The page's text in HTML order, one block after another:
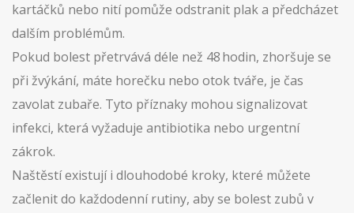
kartáčků nebo nití pomůže odstranit plak a předcházet
dalším problémům.
Pokud bolest přetrvává déle než 48 hodin, zhoršuje se
při žvýkání, máte horečku nebo otok tváře, je čas
zavolat zubaře. Tyto příznaky mohou signalizovat
infekci, která vyžaduje antibiotika nebo urgentní
zákrok.
Naštěstí existují i dlouhodobé kroky, které můžete
začlenit do každodenní rutiny, aby se bolest zubů v